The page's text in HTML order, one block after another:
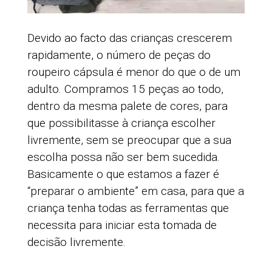
Devido ao facto das crianças crescerem
rapidamente, o número de peças do
roupeiro cápsula é menor do que o de um
adulto. Compramos 15 peças ao todo,
dentro da mesma palete de cores, para
que possibilitasse à criança escolher
livremente, sem se preocupar que a sua
escolha possa não ser bem sucedida.
Basicamente o que estamos a fazer é
“preparar o ambiente” em casa, para que a
criança tenha todas as ferramentas que
necessita para iniciar esta tomada de
decisão livremente.